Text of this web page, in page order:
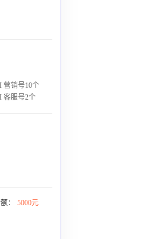
营销号10个
客服号2个
： 5000元